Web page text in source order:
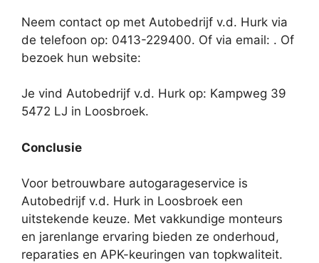
Neem contact op met Autobedrijf v.d. Hurk via
de telefoon op: 0413-229400. Of via email: . Of
bezoek hun website:
Je vind Autobedrijf v.d. Hurk op: Kampweg 39
5472 LJ in Loosbroek.
Conclusie
Voor betrouwbare autogarageservice is
Autobedrijf v.d. Hurk in Loosbroek een
uitstekende keuze. Met vakkundige monteurs
en jarenlange ervaring bieden ze onderhoud,
reparaties en APK-keuringen van topkwaliteit.